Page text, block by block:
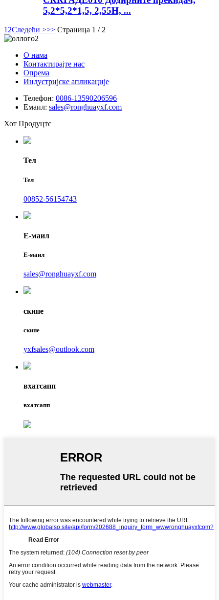
5,2*5,2*1,5, 2,55Н, ...
1 2Следећи >>> Страница 1 / 2
О нама
Контактирајте нас
Опрема
Индустријске апликације
Телефон: 0086-13590206596
Емаил: sales@ronghuayxf.com
Хот Продуцтс
Тел
Тел
00852-56154743
Е-маил
Е-маил
sales@ronghuayxf.com
скипе
скипе
yxfsales@outlook.com
вхатсапп
вхатсапп